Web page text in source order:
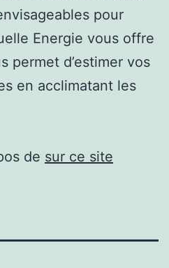
pour
Energie vous offre
permet d’estimer vos
en acclimatant les
de sur ce site